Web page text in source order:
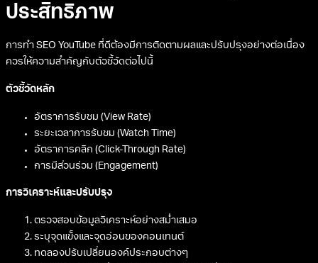
ประสิทธิภาพ
การทำ SEO YouTube ที่ดีต้องมีการติดตามผลและปรับปรุงอย่างต่อเนื่อง
ควรให้ความสำคัญกับตัวชี้วัดต่อไปนี้
ตัวชี้วัดหลัก
อัตราการรับชม (View Rate)
ระยะเวลาการรับชม (Watch Time)
อัตราการคลิก (Click-Through Rate)
การมีส่วนร่วม (Engagement)
การวิเคราะห์และปรับปรุง
ตรวจสอบข้อมูลวิเคราะห์อย่างสม่ำเสมอ
ระบุจุดแข็งและจุดอ่อนของคอนเทนต์
ทดลองปรับเปลี่ยนองค์ประกอบต่างๆ